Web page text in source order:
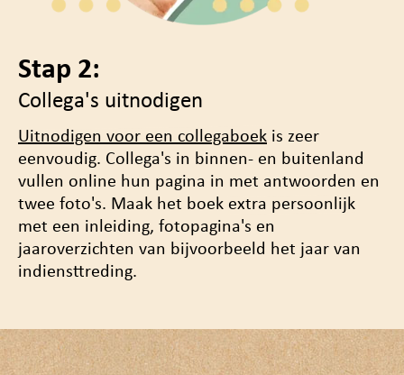
Stap 2:
Collega's uitnodigen
Uitnodigen voor een collegaboek is zeer
eenvoudig. Collega's in binnen- en buitenland
vullen online hun pagina in met antwoorden en
twee foto's. Maak het boek extra persoonlijk
met een inleiding, fotopagina's en
jaaroverzichten van bijvoorbeeld het jaar van
indiensttreding.